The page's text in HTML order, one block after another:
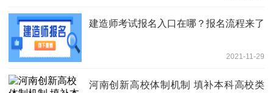
建造师考试报名入口在哪？报名流程来了
2021-11-29
河南创新高校体制机制 填补本科高校类